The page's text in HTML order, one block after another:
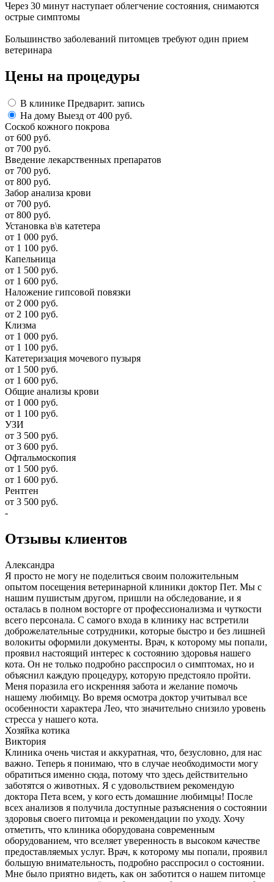
Через 30 минут наступает облегчение состояния, снимаются
острые симптомы
Большинство заболеваний питомцев требуют один прием
ветеринара
Цены на процедуры
В клинике Предварит. запись
На дому Выезд от 400 руб.
Соскоб кожного покрова
от 600 руб.
от 700 руб.
Введение лекарственных препаратов
от 700 руб.
от 800 руб.
Забор анализа крови
от 700 руб.
от 800 руб.
Установка в\в катетера
от 1 000 руб.
от 1 100 руб.
Капельница
от 1 500 руб.
от 1 600 руб.
Наложение гипсовой повязки
от 2 000 руб.
от 2 100 руб.
Клизма
от 1 000 руб.
от 1 100 руб.
Катетеризация мочевого пузыря
от 1 500 руб.
от 1 600 руб.
Общие анализы крови
от 1 000 руб.
от 1 100 руб.
УЗИ
от 3 500 руб.
от 3 600 руб.
Офтальмоскопия
от 1 500 руб.
от 1 600 руб.
Рентген
от 3 500 руб.
-
Отзывы клиентов
Александра
Я просто не могу не поделиться своим положительным
опытом посещения ветеринарной клиники доктор Пет. Мы с
нашим пушистым другом, пришли на обследование, и я
осталась в полном восторге от профессионализма и чуткости
всего персонала. С самого входа в клинику нас встретили
доброжелательные сотрудники, которые быстро и без лишней
волокиты оформили документы. Врач, к которому мы попали,
проявил настоящий интерес к состоянию здоровья нашего
кота. Он не только подробно расспросил о симптомах, но и
объяснил каждую процедуру, которую предстояло пройти.
Меня поразила его искренняя забота и желание помочь
нашему любимцу. Во время осмотра доктор учитывал все
особенности характера Лео, что значительно снизило уровень
стресса у нашего кота.
Хозяйка котика
Виктория
Клиника очень чистая и аккуратная, что, безусловно, для нас
важно. Теперь я понимаю, что в случае необходимости могу
обратиться именно сюда, потому что здесь действительно
заботятся о животных. Я с удовольствием рекомендую
доктора Пета всем, у кого есть домашние любимцы! После
всех анализов я получила доступные разъяснения о состоянии
здоровья своего питомца и рекомендации по уходу. Хочу
отметить, что клиника оборудована современным
оборудованием, что вселяет уверенность в высоком качестве
предоставляемых услуг. Врач, к которому мы попали, проявил
большую внимательность, подробно расспросил о состоянии.
Мне было приятно видеть, как он заботится о нашем питомце